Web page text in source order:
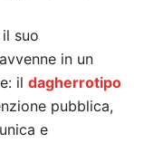
suo
in un
il dagherrotipo
pubblica,
e